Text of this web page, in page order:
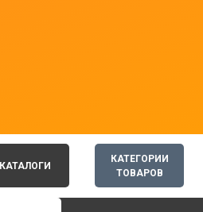
КАТЕГОРИИ
ТОВАРОВ
КАТАЛОГИ